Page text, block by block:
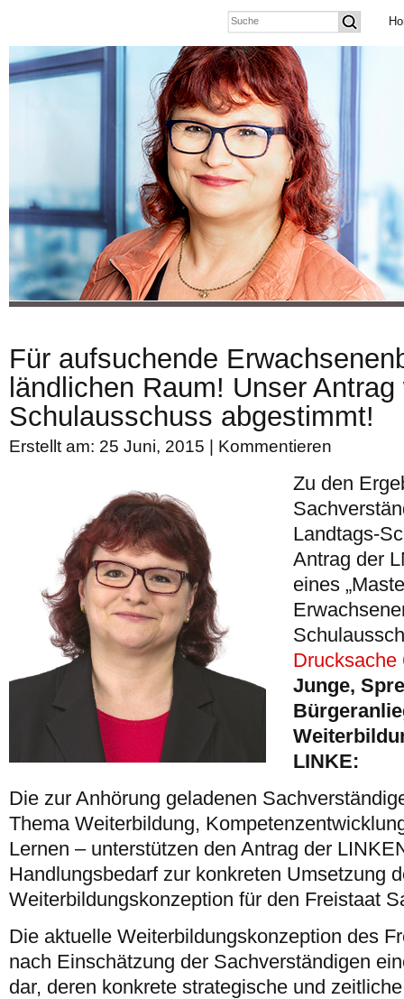
Für aufsuchende
ländlichen Raum! Unser
Schulausschuss abgestimmt!
Erstellt am: 25 Juni, 2015 | Kommentieren
Zu den
Landtags-
Antrag der
eines
Drucksache
Junge,
LINKE:
Die zur Anhörung geladenen
Thema Weiterbildung,
Lernen – unterstützen den Antrag der
Handlungsbedarf zur konkreten Umsetzung
Weiterbildungskonzeption für den Freistaat
Die aktuelle Weiterbildungskonzeption des
nach Einschätzung der Sachverständigen
dar, deren konkrete strategische und